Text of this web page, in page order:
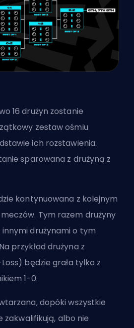
16 drużyn zostanie
zestaw ośmiu
ich rozstawienia.
sparowana z drużyną z
kontynuowana z kolejnym
Tym razem drużyny
drużynami o tym
przykład drużyna z
będzie grała tylko z
1-0.
dopóki wszystkie
zakwalifikują, albo nie